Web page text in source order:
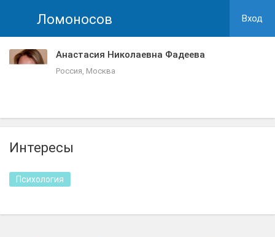
Ломоносов Вход
Анастасия Николаевна Фадеева
Россия, Москва
Интересы
Психология